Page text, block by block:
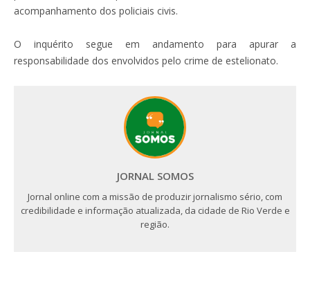
acompanhamento dos policiais civis.
O inquérito segue em andamento para apurar a
responsabilidade dos envolvidos pelo crime de estelionato.
JORNAL SOMOS
Jornal online com a missão de produzir jornalismo sério, com
credibilidade e informação atualizada, da cidade de Rio Verde e
região.